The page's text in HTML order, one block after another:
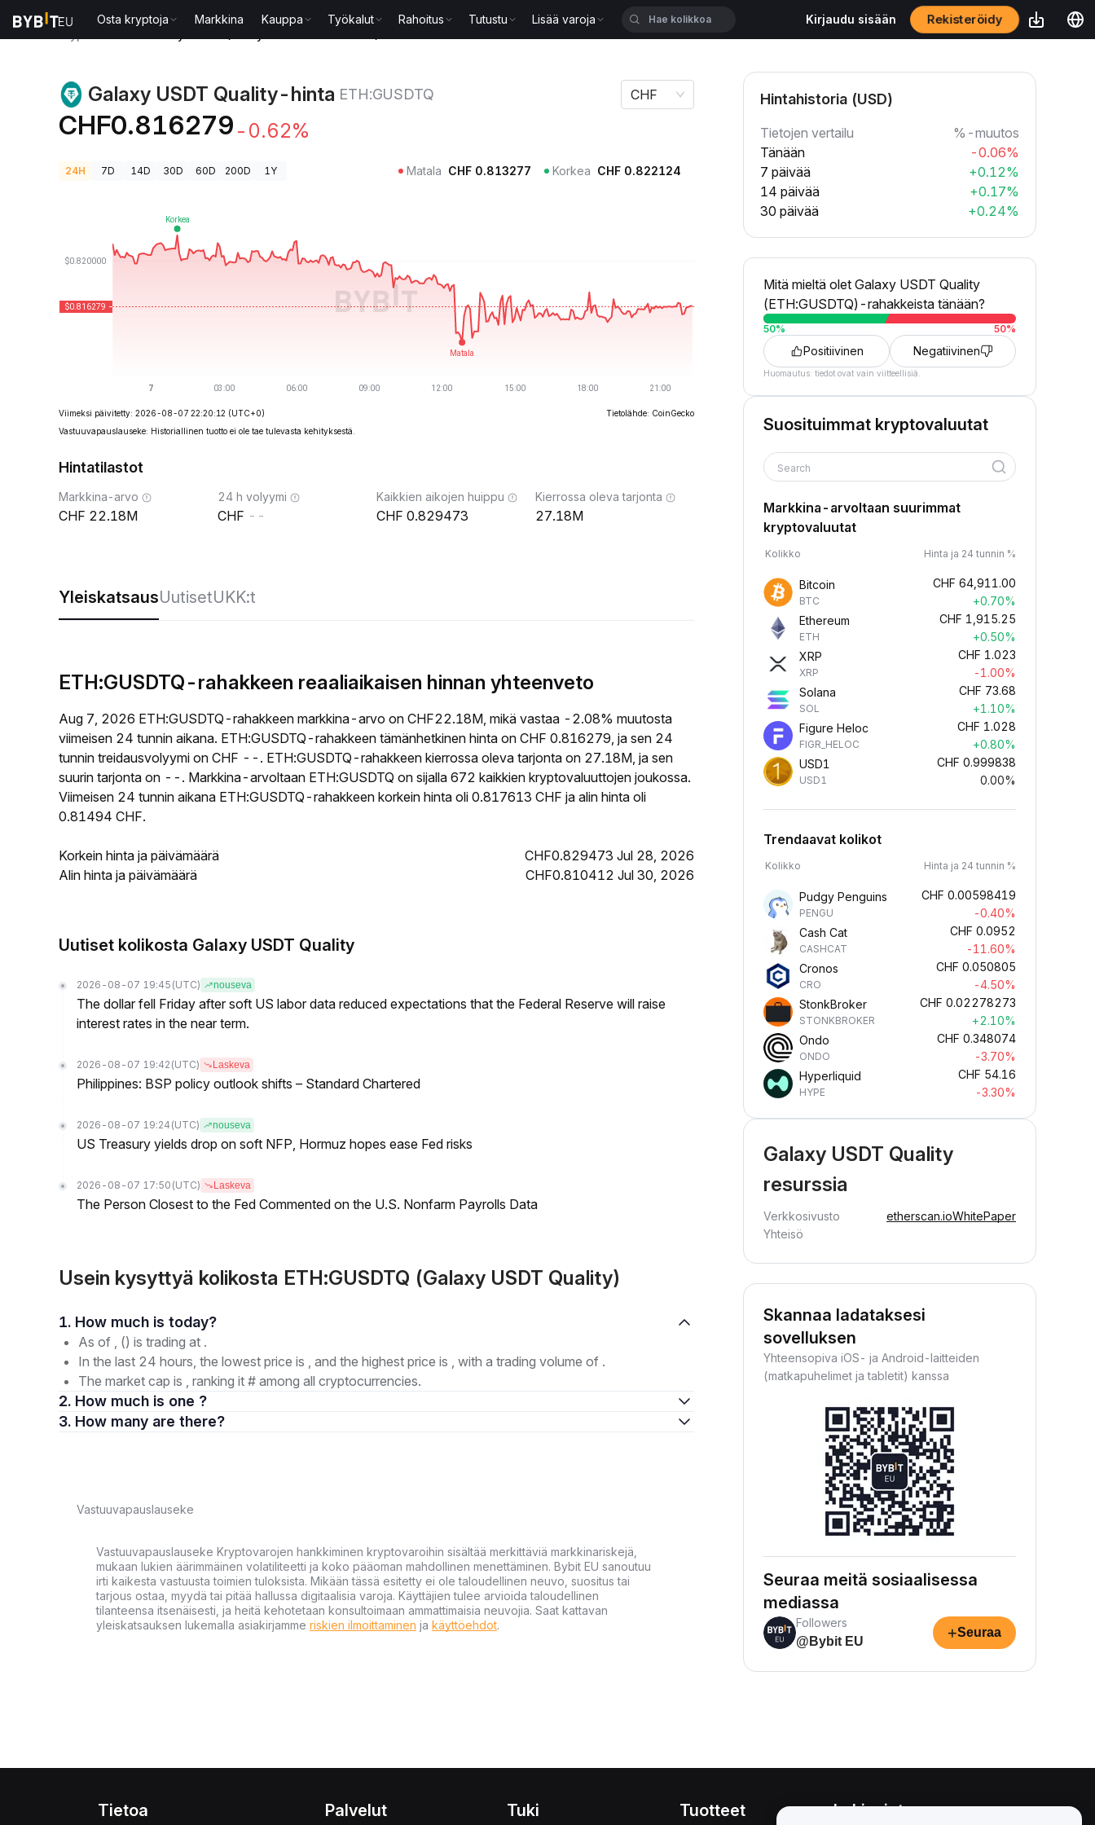
Osta kryptoja Markkina Kauppa Työkalut Rahoitus Tutustu Lisää varoja Kirjaudu sisään Rekisteröidy
Galaxy USDT Quality-hinta ETH:GUSDTQ
CHF0.816279 -0.62%
CHF
24H 7D 14D 30D 60D 200D 1Y Matala CHF 0.813277 Korkea CHF 0.822124
Viimeksi päivitetty: 2026-08-07 22:20:12 (UTC+0)
Tietolähde: CoinGecko
Vastuuvapauslauseke: Historiallinen tuotto ei ole tae tulevasta kehityksestä.
Hintatilastot
Markkina-arvo
22.18M
24 h volyymi
--
Kaikkien aikojen huippu
0.829473
Kierrossa oleva tarjonta
27.18M
YleiskatsausUutisetUKK:t
ETH:GUSDTQ-rahakkeen reaaliaikaisen hinnan yhteenveto
Aug 7, 2026 ETH:GUSDTQ-rahakkeen markkina-arvo on CHF22.18M, mikä vastaa -2.08% muutosta
viimeisen 24 tunnin aikana. ETH:GUSDTQ-rahakkeen tämänhetkinen hinta on CHF 0.816279, ja sen 24
tunnin treidausvolyymi on CHF --. ETH:GUSDTQ-rahakkeen kierrossa oleva tarjonta on 27.18M, ja sen
suurin tarjonta on --. Markkina-arvoltaan ETH:GUSDTQ on sijalla 672 kaikkien kryptovaluuttojen joukossa.
Viimeisen 24 tunnin aikana ETH:GUSDTQ-rahakkeen korkein hinta oli 0.817613 CHF ja alin hinta oli
0.81494 CHF.
Korkein hinta ja päivämäärä
CHF0.829473 Jul 28, 2026
Alin hinta ja päivämäärä
CHF0.810412 Jul 30, 2026
Uutiset kolikosta Galaxy USDT Quality
2026-08-07 19:45 (UTC) nouseva
The dollar fell Friday after soft US labor data reduced expectations that the Federal Reserve will raise
interest rates in the near term.
2026-08-07 19:42 (UTC) Laskeva
Philippines: BSP policy outlook shifts – Standard Chartered
2026-08-07 19:24 (UTC) nouseva
US Treasury yields drop on soft NFP, Hormuz hopes ease Fed risks
2026-08-07 17:50 (UTC) Laskeva
The Person Closest to the Fed Commented on the U.S. Nonfarm Payrolls Data
Usein kysyttyä kolikosta ETH:GUSDTQ (Galaxy USDT Quality)
1. How much is today?
As of , () is trading at .
In the last 24 hours, the lowest price is , and the highest price is , with a trading volume of .
The market cap is , ranking it # among all cryptocurrencies.
2. How much is one ?
3. How many are there?
Vastuuvapauslauseke
Vastuuvapauslauseke Kryptovarojen hankkiminen kryptovaroihin sisältää merkittäviä markkinariskejä,
mukaan lukien äärimmäinen volatiliteetti ja koko pääoman mahdollinen menettäminen. Bybit EU sanoutuu
irti kaikesta vastuusta toimien tuloksista. Mikään tässä esitetty ei ole taloudellinen neuvo, suositus tai
tarjous ostaa, myydä tai pitää hallussa digitaalisia varoja. Käyttäjien tulee arvioida taloudellinen
tilanteensa itsenäisesti, ja heitä kehotetaan konsultoimaan ammattimaisia neuvojia. Saat kattavan
yleiskatsauksen lukemalla asiakirjamme riskien ilmoittaminen ja käyttöehdot.
Hintahistoria (USD)
Tietojen vertailu
%-muutos
Tänään
-0.06%
7 päivää
+0.12%
14 päivää
+0.17%
30 päivää
+0.24%
Mitä mieltä olet Galaxy USDT Quality
(ETH:GUSDTQ)-rahakkeista tänään?
50% 50%
Positiivinen Negatiivinen
Huomautus: tiedot ovat vain viitteellisiä.
Suosituimmat kryptovaluutat
Search
Markkina-arvoltaan suurimmat
kryptovaluutat
Kolikko Hinta ja 24 tunnin %
Bitcoin
BTC
CHF 64,911.00
+0.70%
Ethereum
ETH
CHF 1,915.25
+0.50%
XRP
XRP
CHF 1.023
-1.00%
Solana
SOL
CHF 73.68
+1.10%
Figure Heloc
FIGR_HELOC
CHF 1.028
+0.80%
USD1
USD1
CHF 0.999838
0.00%
Trendaavat kolikot
Kolikko Hinta ja 24 tunnin %
Pudgy Penguins
PENGU
CHF 0.00598419
-0.40%
Cash Cat
CASHCAT
CHF 0.0952
-11.60%
Cronos
CRO
CHF 0.050805
-4.50%
StonkBroker
STONKBROKER
CHF 0.02278273
+2.10%
Ondo
ONDO
CHF 0.348074
-3.70%
Hyperliquid
HYPE
CHF 54.16
-3.30%
Galaxy USDT Quality
resurssia
Verkkosivusto etherscan.ioWhitePaper
Yhteisö
Skannaa ladataksesi
sovelluksen
Yhteensopiva iOS- ja Android-laitteiden
(matkapuhelimet ja tabletit) kanssa
Seuraa meitä sosiaalisessa
mediassa
Followers
@Bybit EU
+Seuraa
Tietoa Palvelut Tuki Tuotteet Lakiasiat